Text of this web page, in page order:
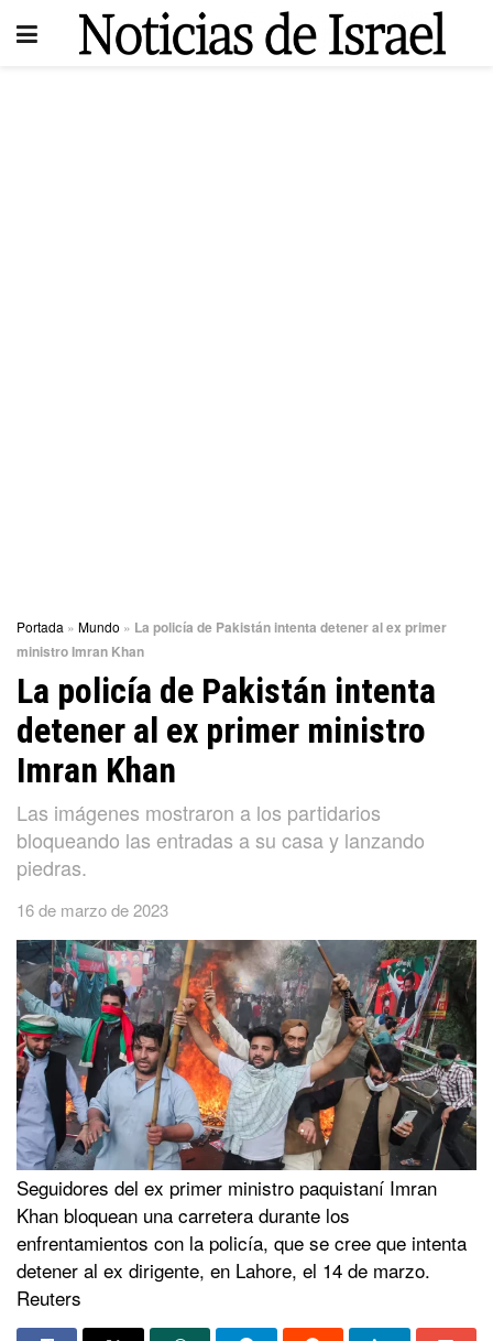
Portada » Mundo » La policía de Pakistán intenta detener al ex primer
ministro Imran Khan
La policía de Pakistán intenta
detener al ex primer ministro
Imran Khan
Las imágenes mostraron a los partidarios
bloqueando las entradas a su casa y lanzando
piedras.
16 de marzo de 2023
Seguidores del ex primer ministro paquistaní Imran
Khan bloquean una carretera durante los
enfrentamientos con la policía, que se cree que intenta
detener al ex dirigente, en Lahore, el 14 de marzo.
Reuters